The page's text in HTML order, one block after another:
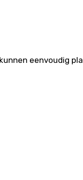
eenvoudig